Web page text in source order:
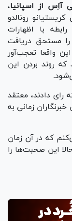
آاِس از اسپانیا،
رونالدو
با اظهارات
مستحق دریافت
واقعا تعجب‌آور
روند بردن این
رای دادند، معتقد
زمانی به
که در آن زمان
این صحبت‌ها را